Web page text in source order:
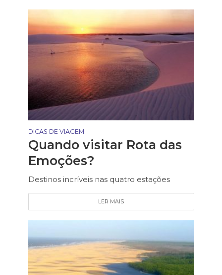
DICAS DE VIAGEM
Quando visitar Rota das
Emoções?
Destinos incríveis nas quatro estações
LER MAIS